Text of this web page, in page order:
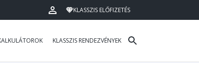
KLASSZIS ELŐFIZETÉS
KLASSZIS RENDEZVÉNYEK